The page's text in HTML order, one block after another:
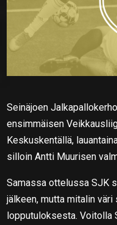
Seinäjoen
ensimmäisen
Keskuskentällä,
silloin Antti Muurisen
Samassa ottelussa SJK
jälkeen, mutta mitalin
lopputuloksesta. Voitolla